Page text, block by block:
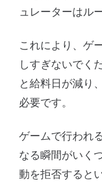
ュレーターはル
これにより、ゲ
しすぎないでく
と給料日が減り
必要です。
ゲームで行われ
なる瞬間がいく
動を拒否すると